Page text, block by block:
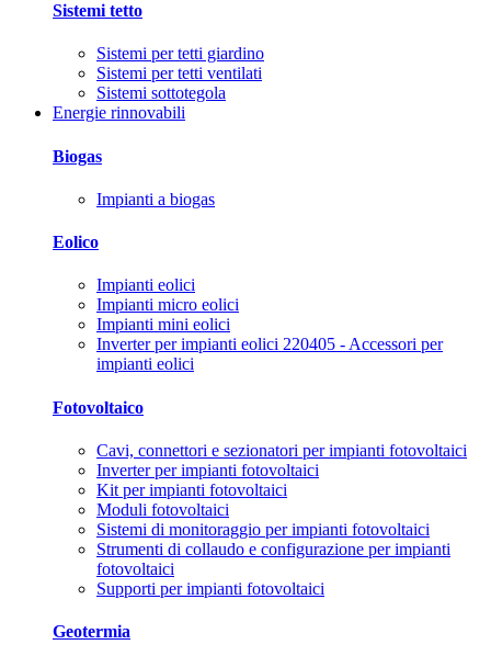
Sistemi tetto
Sistemi per tetti giardino
Sistemi per tetti ventilati
Sistemi sottotegola
Energie rinnovabili
Biogas
Impianti a biogas
Eolico
Impianti eolici
Impianti micro eolici
Impianti mini eolici
Inverter per impianti eolici 220405 - Accessori per
impianti eolici
Fotovoltaico
Cavi, connettori e sezionatori per impianti fotovoltaici
Inverter per impianti fotovoltaici
Kit per impianti fotovoltaici
Moduli fotovoltaici
Sistemi di monitoraggio per impianti fotovoltaici
Strumenti di collaudo e configurazione per impianti
fotovoltaici
Supporti per impianti fotovoltaici
Geotermia